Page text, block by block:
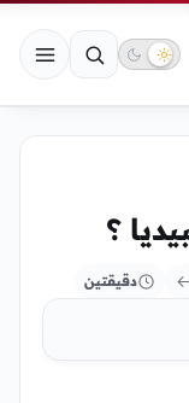
؟
دقيقتين